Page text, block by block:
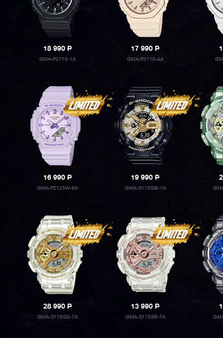
18 990P
GMA-P2110-1A
17 990P
GMA-P2110-4A
16 990P
GMA-P2125W-6A
19 990P
GMA-S110GB-1A
28 990P
GMA-S110SG-7A
13 990P
GMA-S110SR-7A